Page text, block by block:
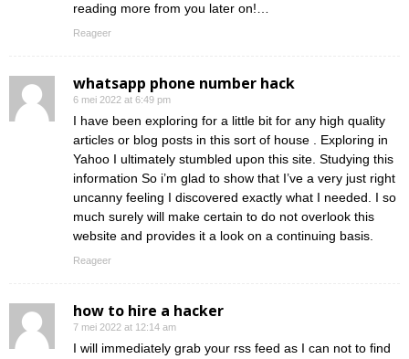
reading more from you later on!…
Reageer
whatsapp phone number hack
6 mei 2022 at 6:49 pm
I have been exploring for a little bit for any high quality
articles or blog posts in this sort of house . Exploring in
Yahoo I ultimately stumbled upon this site. Studying this
information So i’m glad to show that I’ve a very just right
uncanny feeling I discovered exactly what I needed. I so
much surely will make certain to do not overlook this
website and provides it a look on a continuing basis.
Reageer
how to hire a hacker
7 mei 2022 at 12:14 am
I will immediately grab your rss feed as I can not to find